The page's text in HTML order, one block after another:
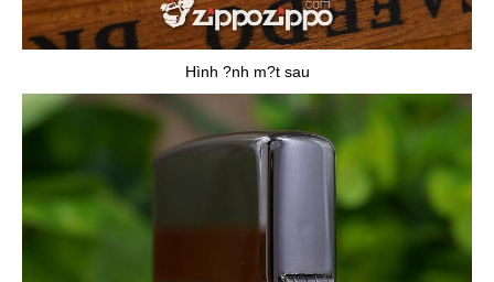
Hình ?nh m?t sau